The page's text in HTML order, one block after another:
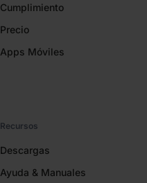
Cumplimiento
Precio
Apps Móviles
Recursos
Descargas
Ayuda & Manuales